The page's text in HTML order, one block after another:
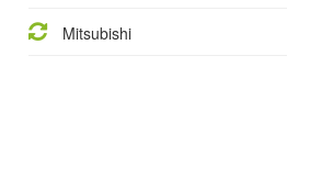
Mitsubishi